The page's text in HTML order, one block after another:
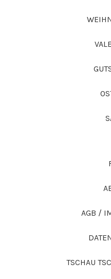
AGB /
TSCHAU